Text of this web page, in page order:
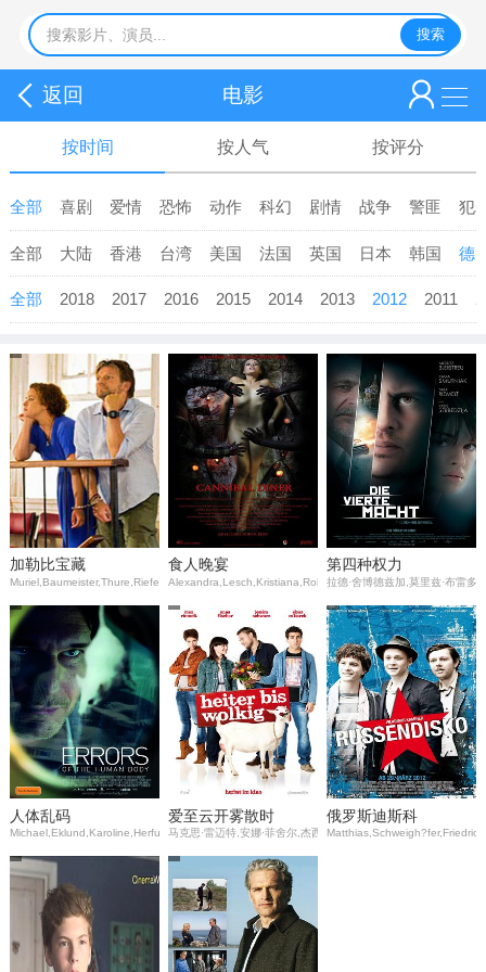
返回 电影
按时间 按人气 按评分
全部 喜剧 爱情 恐怖 动作 科幻 剧情 战争 警匪 犯
全部 大陆 香港 台湾 美国 法国 英国 日本 韩国 德
全部 2018 2017 2016 2015 2014 2013 2012 2011
加勒比宝藏
Muriel,Baumeister,Thure,Riefenstein,Karl,Fischer
食人晚宴
Alexandra,Lesch,Kristiana,Rohder,Lara,Baum
第四种权力
拉德·舍博德兹加,莫里兹·布雷多,
人体乱码
Michael,Eklund,Karoline,Herfurth,Tómas,Lemarquis
爱至云开雾散时
马克思·雷迈特,安娜·菲舍尔,杰西卡·施瓦茨
俄罗斯迪斯科